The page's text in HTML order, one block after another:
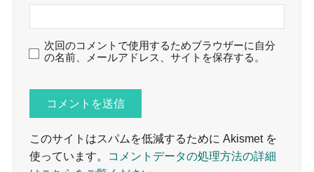
次回のコメントで使用するためブラウザーに自分
の名前、メールアドレス、サイトを保存する。
このサイトはスパムを低減するために Akismet を
使っています。
コメントデータの処理方法の詳細